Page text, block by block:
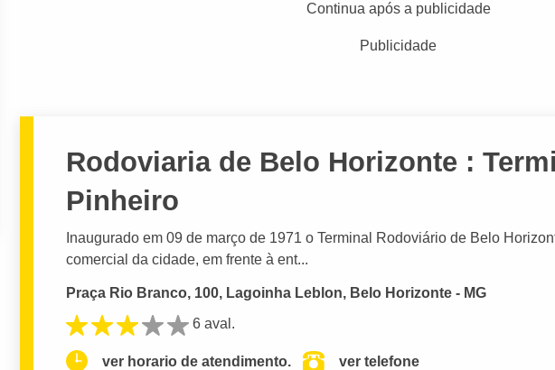
Continua após a publicidade
Publicidade
Rodoviaria de Belo Horizonte :
Pinheiro
Inaugurado em 09 de março de 1971 o Terminal Rodoviário de Belo
comercial da cidade, em frente à ent...
Praça Rio Branco, 100, Lagoinha Leblon, Belo Horizonte - MG
6 aval.
ver horario de atendimento. ver telefone